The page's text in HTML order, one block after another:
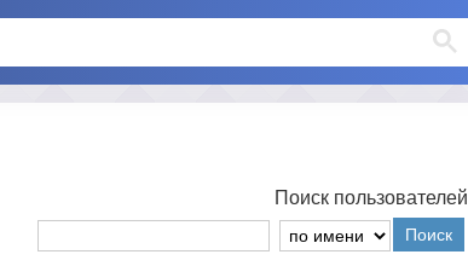
Поиск пользователей
Поиск